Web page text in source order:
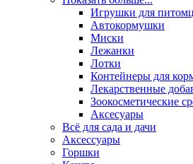
Игрушки для
Автокормушки
Миски
Лежанки
Лотки
Контейнеры для
Лекарственные
Зоокосметические
Аксесуары
Всё для сада и дачи
Аксессуары
Горшки